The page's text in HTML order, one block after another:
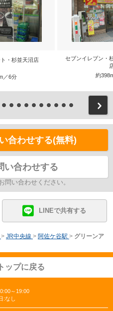
・杉並天沼店
／6分
セブンイレブン・
約
合わせする(無料)
い合わせする
問い合わせください。
LINEで共有する
> JR中央線 > 阿佐ケ谷駅 > グリーンア
ップに戻る
～19:00
:なし